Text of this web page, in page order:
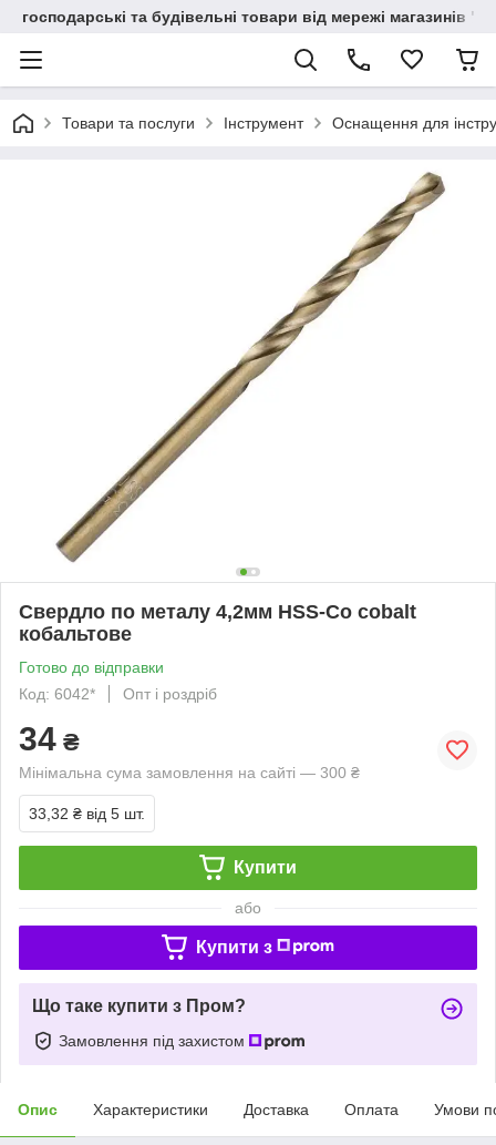
господарські та будівельні товари від мережі магазинів
Товари та послуги Інструмент Оснащення для
Свердло по металу 4,2мм HSS-Co cobalt
кобальтове
Готово до відправки
Код: 6042*
Опт і роздріб
34 ₴
Мінімальна сума замовлення на сайті — 300 ₴
33,32 ₴ від 5 шт.
Купити
або
Купити з
Що таке купити з Пром?
Замовлення під захистом
Опис Характеристики Доставка Оплата Умови